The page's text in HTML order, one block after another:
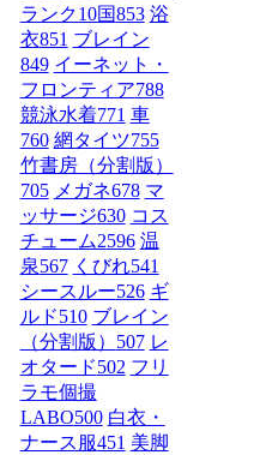
ランク10国853 浴
衣851 ブレイン
849 イーネット・
フロンティア788
競泳水着771 車
760 網タイツ755
竹書房（分割版）
705 メガネ678 マ
ッサージ630 コス
チューム2596 温
泉567 くびれ541
シースルー526 ギ
ルド510 ブレイン
（分割版） 507 レ
オタード502 フリ
ラモ個撮
LABO500 白衣・
ナース服451 美脚